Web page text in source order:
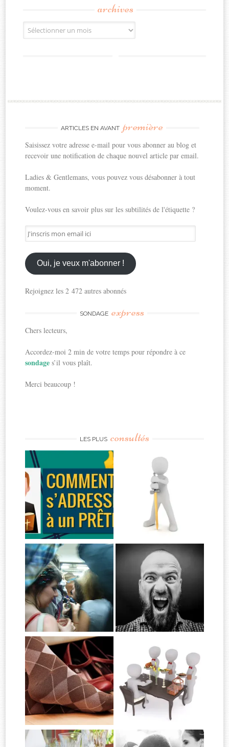
archives
Archives
ARTICLES EN AVANT première
Saisissez votre adresse e-mail pour vous abonner au blog et
recevoir une notification de chaque nouvel article par email.
Ladies & Gentlemans, vous pouvez vous désabonner à tout
moment.
Voulez-vous en savoir plus sur les subtilités de l'étiquette ?
J'inscris
mon
email
ici
Oui, je veux m'abonner !
Rejoignez les 2 472 autres abonnés
SONDAGE express
Chers lecteurs,
Accordez-moi 2 min de votre temps pour répondre à ce
sondages’il vous plaît.
Merci beaucoup !
LES PLUS consultés